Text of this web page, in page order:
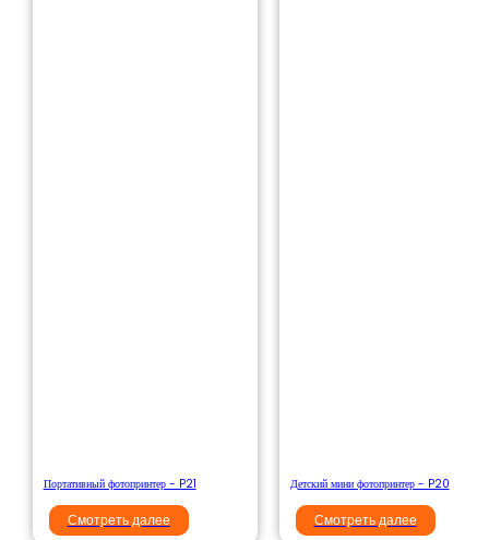
Портативный фотопринтер - P21
Смотреть далее
Детский мини фотопринтер - P20
Смотреть далее